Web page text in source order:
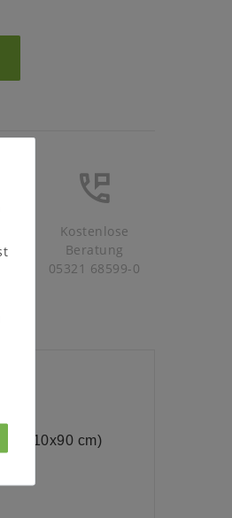
Kostenlose
Beratung
05321 68599-0
(210x90 cm)